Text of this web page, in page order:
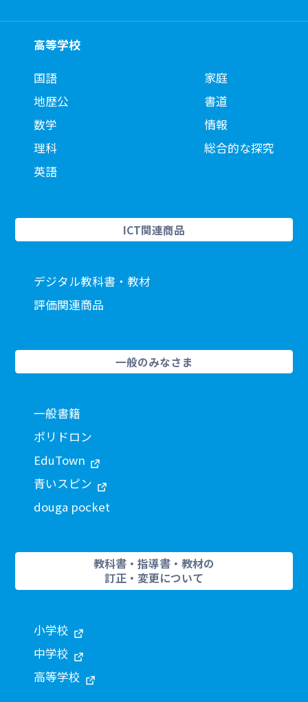
高等学校
国語
地歴公
数学
理科
英語
家庭
書道
情報
総合的な探究
ICT関連商品
デジタル教科書・教材
評価関連商品
一般のみなさま
一般書籍
ポリドロン
EduTown
青いスピン
douga pocket
教科書・指導書・教材の
訂正・変更について
小学校
中学校
高等学校